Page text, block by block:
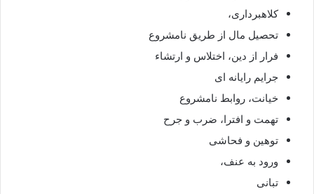
کلاهبرداری،
تحصیل مال از طریق نامشروع
فرار از دین، اختلاس و ارتشاء
جرایم رایانه ای
خیانت، روابط نامشروع
تهمت و افترا، ضرب و جرح
توهین و فحاشی
ورود به عنف،
تبانی